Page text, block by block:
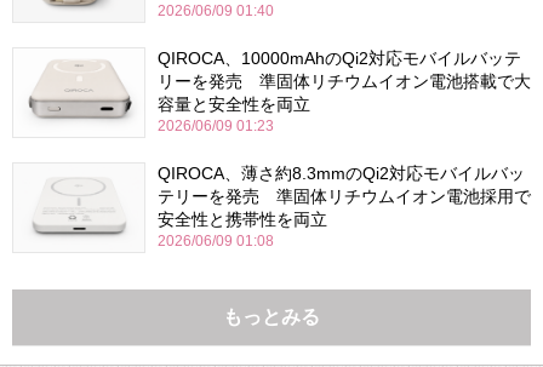
2026/06/09 01:40
QIROCA、10000mAhのQi2対応モバイルバッテ
リーを発売 準固体リチウムイオン電池搭載で大
容量と安全性を両立
2026/06/09 01:23
QIROCA、薄さ約8.3mmのQi2対応モバイルバッ
テリーを発売 準固体リチウムイオン電池採用で
安全性と携帯性を両立
2026/06/09 01:08
もっとみる